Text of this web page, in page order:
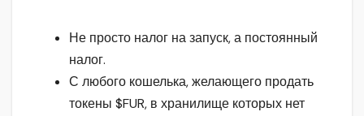
Не просто налог на запуск, а постоянный
налог.
С любого кошелька, желающего продать
токены $FUR, в хранилище которых нет